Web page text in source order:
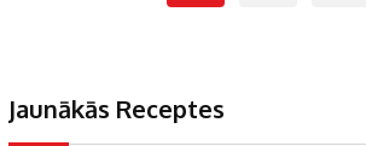
Jaunākās Receptes